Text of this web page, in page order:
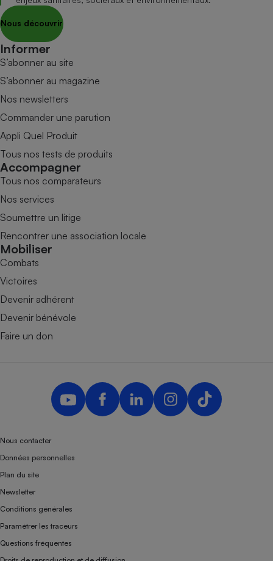
Nous découvrir
Informer
S’abonner au site
S’abonner au magazine
Nos newsletters
Commander une parution
Appli Quel Produit
Tous nos tests de produits
Accompagner
Tous nos comparateurs
Nos services
Soumettre un litige
Rencontrer une association locale
Mobiliser
Combats
Victoires
Devenir adhérent
Devenir bénévole
Faire un don
Nous contacter
Données personnelles
Plan du site
Newsletter
Conditions générales
Paramétrer les traceurs
Questions fréquentes